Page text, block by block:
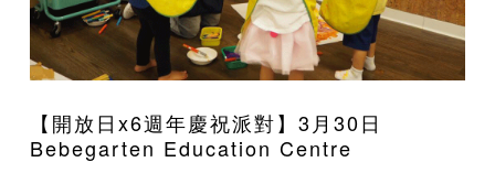
【開放日x6週年慶祝派對】3月30日
Bebegarten Education Centre